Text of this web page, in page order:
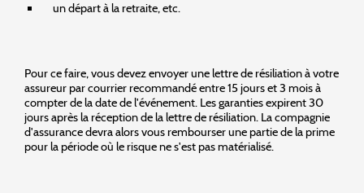
un départ à la retraite, etc.
Pour ce faire, vous devez envoyer une lettre de résiliation à votre
assureur par courrier recommandé entre 15 jours et 3 mois à
compter de la date de l'événement. Les garanties expirent 30
jours après la réception de la lettre de résiliation. La compagnie
d'assurance devra alors vous rembourser une partie de la prime
pour la période où le risque ne s'est pas matérialisé.